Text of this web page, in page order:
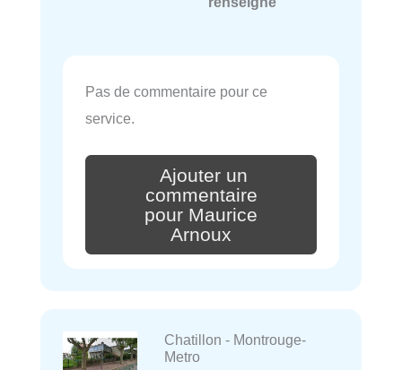
Pas de commentaire pour ce
service.
Ajouter un
commentaire
pour Maurice
Arnoux
Chatillon - Montrouge-
Metro